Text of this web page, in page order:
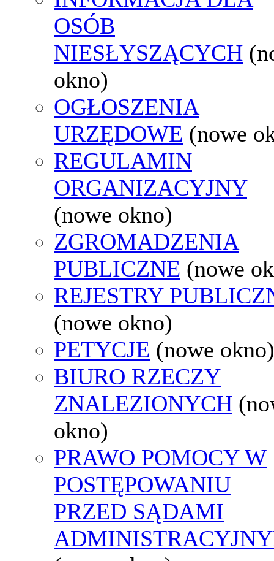
OSÓB
NIESŁYSZĄCYCH
okno)
OGŁOSZENIA
URZĘDOWE (nowe
REGULAMIN
ORGANIZACYJNY
(nowe okno)
ZGROMADZENIA
PUBLICZNE (nowe
REJESTRY
(nowe okno)
PETYCJE (nowe okno)
BIURO RZECZY
ZNALEZIONYCH
okno)
PRAWO POMOCY W
POSTĘPOWANIU
PRZED SĄDAMI